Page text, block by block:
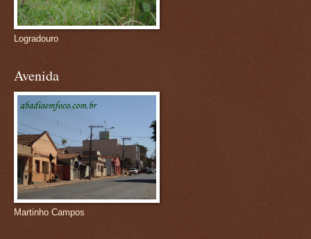
Logradouro
Avenida
Martinho Campos